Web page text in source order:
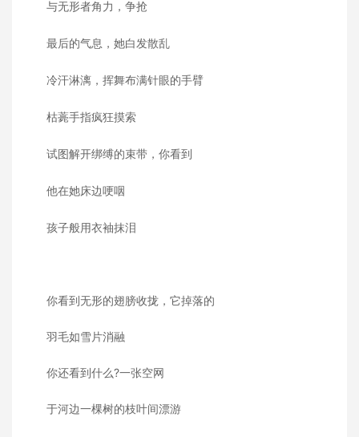
与无形者角力，争抢
最后的气息，她白发散乱
冷汗淋漓，挥舞布满针眼的手臂
枯薧手指疯狂摸索
试图解开绑缚的束带，你看到
他在她床边哽咽
孩子般用衣袖抹泪
你看到无形的翅膀收拢，它掉落的
羽毛如雪片消融
你还看到什么?一张空网
于河边一棵树的枝叶间漂游